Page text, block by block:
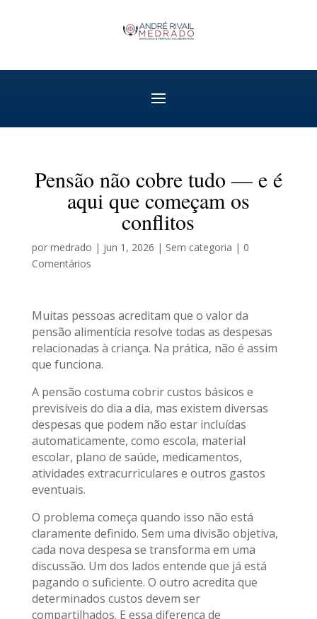
Pensão não cobre tudo — e é
aqui que começam os
conflitos
por medrado | jun 1, 2026 | Sem categoria | 0
Comentários
Muitas pessoas acreditam que o valor da
pensão alimentícia resolve todas as despesas
relacionadas à criança. Na prática, não é assim
que funciona.
A pensão costuma cobrir custos básicos e
previsíveis do dia a dia, mas existem diversas
despesas que podem não estar incluídas
automaticamente, como escola, material
escolar, plano de saúde, medicamentos,
atividades extracurriculares e outros gastos
eventuais.
O problema começa quando isso não está
claramente definido. Sem uma divisão objetiva,
cada nova despesa se transforma em uma
discussão. Um dos lados entende que já está
pagando o suficiente. O outro acredita que
determinados custos devem ser
compartilhados. E essa diferença de